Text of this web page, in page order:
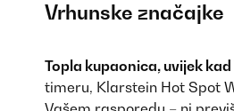
Vrhunske značajke
Topla kupaonica, uvijek
timeru, Klarstein Hot Spot